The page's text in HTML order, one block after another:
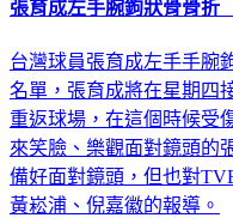
張育成左手腕鉤狀骨骨
台灣球員張育成左手手腕
名單，張育成將在星期四
重返球場，在這個時候受
來笑臉、樂觀面對鏡頭的
備好面對鏡頭，但也對
黃崧浦、倪嘉徽的報導。